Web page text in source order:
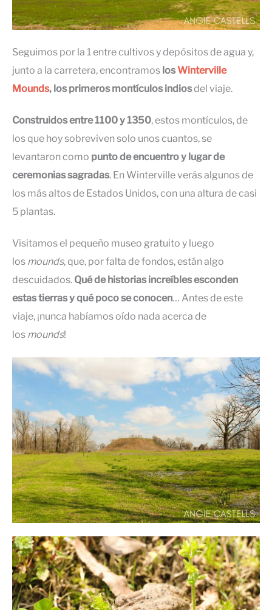
Seguimos por la 1 entre cultivos y depósitos de agua y,
junto a la carretera, encontramos losWinterville
Mounds, los primeros montículos indiosdel viaje.
Construidos entre 1100 y 1350, estos montículos, de
los que hoy sobreviven solo unos cuantos, se
levantaron como punto de encuentro y lugar de
ceremonias sagradas. En Winterville verás algunos de
los más altos de Estados Unidos, con una altura de casi
5 plantas.
Visitamos el pequeño museo gratuito y luego
los mounds, que, por falta de fondos, están algo
descuidados. Qué de historias increíbles esconden
estas tierras y qué poco se conocen… Antes de este
viaje, ¡nunca habíamos oído nada acerca de
los mounds!